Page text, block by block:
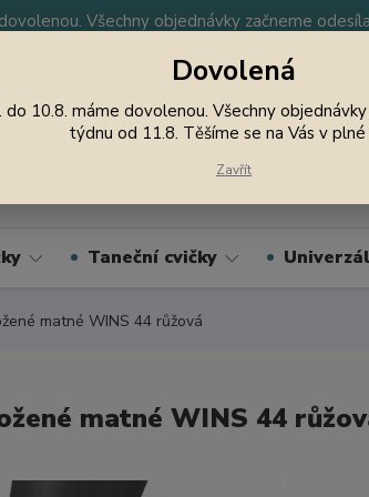
Všechny objednávky začneme
Nevíte si rady? Zavolejte.
Taneční cvičky
matné WINS 44 růžová
matné WINS 44
Dovolená
do 10.8. máme dovolenou. Všechny
týdnu od 11.8. Těšíme se na Vás v plné
Zavřít